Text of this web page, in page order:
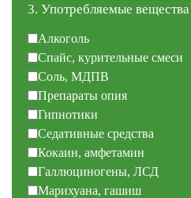
3. Употребляемые вещества
Алкоголь
Спайс, курительные смеси
Соль, МДПВ
Препараты опия
Гипнотики
Седативные средства
Кокаин, амфетамин
Галлюциногены, ЛСД
Марихуана, гашиш